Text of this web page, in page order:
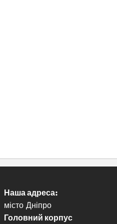
Наша адреса:
місто Дніпро
Головний корпус